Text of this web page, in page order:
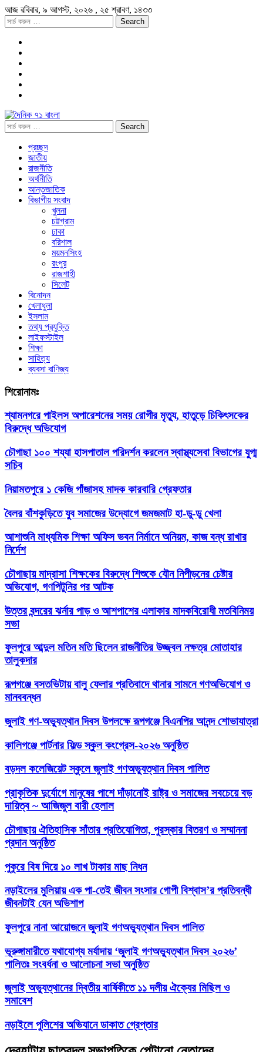
আজ রবিবার, ৯ আগস্ট, ২০২৬ , ২৫ শ্রাবণ, ১৪৩৩
প্রচ্ছদ
জাতীয়
রাজনীতি
অর্থনীতি
আন্তজাতিক
বিভাগীয় সংবাদ
খুলনা
চট্টগ্রাম
ঢাকা
বরিশাল
ময়মনসিংহ
রংপুর
রাজশাহী
সিলেট
বিনোদন
খেলাধুলা
ইসলাম
তথ্য প্রযুক্তি
লাইফস্টাইল
শিক্ষা
সাহিত্য
ব্যবসা বাণিজ্য
শিরোনামঃ
শ্যামনগরে পাইলস অপারেশনের সময় রোগীর মৃত্যু, হাতুড়ে চিকিৎসকের
বিরুদ্ধে অভিযোগ
চৌগাছা ১০০ শয্যা হাসপাতাল পরিদর্শন করলেন স্বাস্থ্যসেবা বিভাগের যুগ্ম
সচিব
নিয়ামতপুরে ১ কেজি গাঁজাসহ মাদক কারবারি গ্রেফতার
বৈলর বাঁশকুড়িতে যুব সমাজের উদ্যোগে জমজমাট হা-ডু-ডু খেলা
আশাশুনি মাধ্যমিক শিক্ষা অফিস ভবন নির্মানে অনিয়ম, কাজ বন্ধ রাখার
নির্দেশ
চৌগাছায় মাদ্রাসা শিক্ষকের বিরুদ্ধে শিশুকে যৌন নিপীড়নের চেষ্টার
অভিযোগ, গণপিটুনির পর আটক
উত্তর বন্দরের ঝর্নার পাড় ও আশপাশের এলাকার মাদকবিরোধী মতবিনিময়
সভা
ফুলপুরে আব্দুল মতিন মতি ছিলেন রাজনীতির উজ্জ্বল নক্ষত্র মোতাহার
তালুকদার
রূপগঞ্জে বসতভিটায় বালু ফেলার প্রতিবাদে থানার সামনে গণঅভিযোগ ও
মানববন্ধন
জুলাই গণ-অভ্যুত্থান দিবস উপলক্ষে রূপগঞ্জে বিএনপির আনন্দ শোভাযাত্রা
কালিগঞ্জে পার্টনার ফিল্ড স্কুল কংগ্রেস-২০২৬ অনুষ্ঠিত
বড়দল কলেজিয়েট স্কুলে জুলাই গণঅভ্যুত্থান দিবস পালিত
প্রাকৃতিক দুর্যোগে মানুষের পাশে দাঁড়ানোই রাষ্ট্র ও সমাজের সবচেয়ে বড়
দায়িত্ব ~ আজিজুল বারী হেলাল
চৌগাছায় ঐতিহাসিক সাঁতার প্রতিযোগিতা, পুরস্কার বিতরণ ও সম্মাননা
প্রদান অনুষ্ঠিত
পুকুরে বিষ দিয়ে ১০ লাখ টাকার মাছ নিধন
নড়াইলের মুলিয়ায় এক পা-তেই জীবন সংসার গোপী বিশ্বাস’র প্রতিবন্ধী
জীবনটাই যেন অভিশাপ
ফুলপুরে নানা আয়োজনে জুলাই গণঅভ্যুত্থান দিবস পালিত
ভূরুঙ্গামারীতে যথাযোগ্য মর্যাদায় ‘জুলাই গণঅভ্যুত্থান দিবস ২০২৬’
পালিতঃ সংবর্ধনা ও আলোচনা সভা অনুষ্ঠিত
জুলাই অভ্যুত্থানের দ্বিতীয় বার্ষিকীতে ১১ দলীয় ঐক্যের মিছিল ও
সমাবেশ
নড়াইলে পুলিশের অভিযানে ডাকাত গ্রেপ্তার